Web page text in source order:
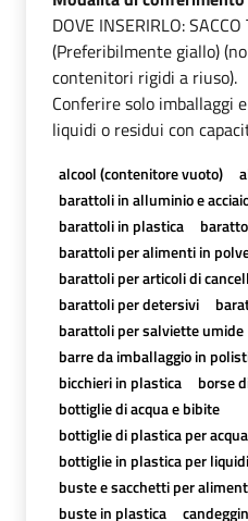
DOVE INSERIRLO:
(Preferibilmente giallo)
contenitori rigidi a riuso).
Conferire solo imballaggi
liquidi o residui con
alcool (contenitore vuoto)
barattoli in alluminio e
barattoli in plastica
barattoli per alimenti in
barattoli per articoli di
barattoli per detersivi
barattoli per salviette umide
barre da imballaggio in
bicchieri in plastica
borse
bottiglie di acqua e bibite
bottiglie di plastica per
bottiglie in plastica per liquidi
buste e sacchetti per
buste in plastica